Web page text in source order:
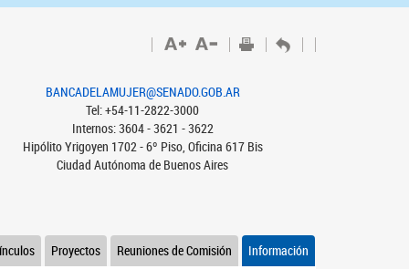
BANCADELAMUJER@SENADO.GOB.AR
Tel: +54-11-2822-3000
Internos: 3604 - 3621 - 3622
Hipólito Yrigoyen 1702 - 6º Piso, Oficina 617 Bis
Ciudad Autónoma de Buenos Aires
Información
Reuniones de Comisión
Proyectos